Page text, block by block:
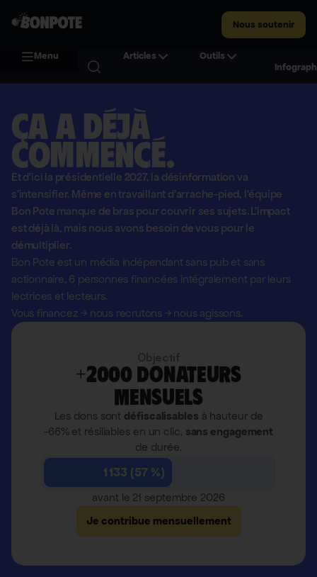
Nous soutenir
Menu Articles
Outils
Ça a déjà
commencé.
Et d'ici la présidentielle 2027, la désinformation va
s'intensifier. Même en travaillant d'arrache-pied, l'équipe
Bon Pote manque de bras pour couvrir ses sujets. L'impact
est déjà là, mais nous avons besoin de vous pour le
démultiplier.
Bon Pote est un média indépendant sans pub et sans
actionnaire, 6 personnes financées intégralement par leurs
lectrices et lecteurs.
Vous financez→ nous recrutons →nous agissons.
+2000 donateurs
mensuels
Les dons sont défiscalisables à hauteur de
-66% et résiliables en un clic, sans engagement
de durée.
1 133 (57 %)
avant le 21 septembre 2026
Je contribue mensuellement